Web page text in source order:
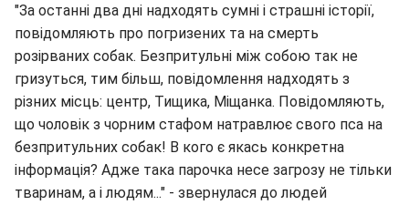
"За останні два дні надходять сумні і страшні історії,
повідомляють про погризених та на смерть
розірваних собак. Безпритульні між собою так не
гризуться, тим більш, повідомлення надходять з
різних місць: центр, Тищика, Міщанка. Повідомляють,
що чоловік з чорним стафом натравлює свого пса на
безпритульних собак! В кого є якась конкретна
інформація? Адже така парочка несе загрозу не тільки
тваринам, а і людям..." - звернулася до людей